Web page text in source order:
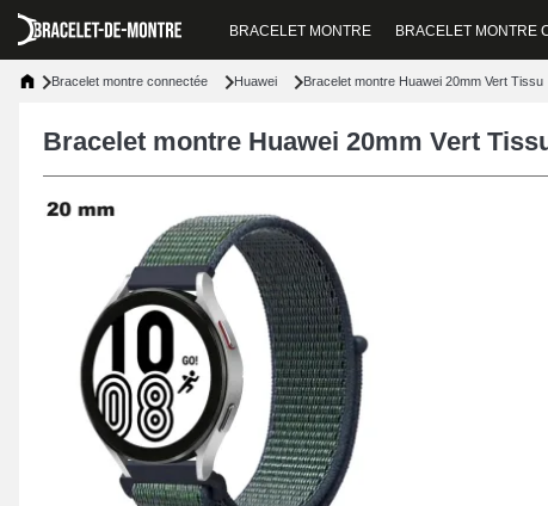
BRACELET MONTRE BRACELET MONTRE
Bracelet montre connectée Huawei Bracelet montre Huawei 20mm Vert Tissu
Bracelet montre Huawei 20mm Vert